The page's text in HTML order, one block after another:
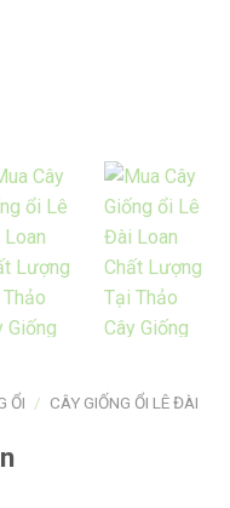
ỔI / CÂY GIỐNG ỔI LÊ ĐÀI